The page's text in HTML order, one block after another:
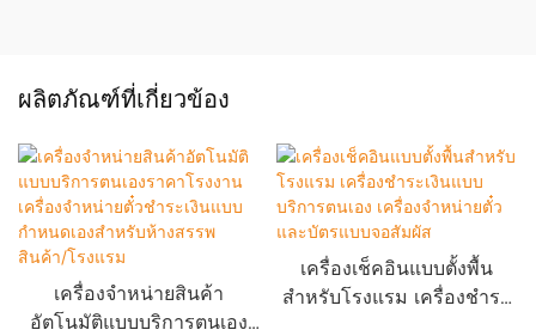
ผลิตภัณฑ์ที่เกี่ยวข้อง
เครื่องจำหน่ายสินค้า
อัตโนมัติแบบบริการตนเอง
เครื่องเช็คอินแบบตั้งพื้น
สำหรับโรงแรม เครื่องชำระ